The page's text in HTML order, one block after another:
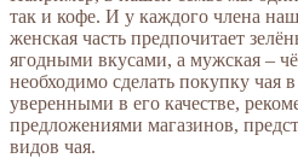
так и кофе. И у каждого члена
женская часть предпочитает
ягодными вкусами, а мужская –
необходимо сделать покупку чая
уверенными в его качестве,
предложениями магазинов,
видов чая.